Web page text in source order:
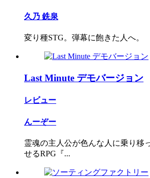
久乃 銑泉
変り種STG。弾幕に飽きた人へ。
Last Minute デモバージョン
レビュー
んーぞー
霊魂の主人公が色んな人に乗り移
せるRPG『...